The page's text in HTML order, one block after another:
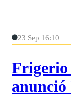
23 Sep 16:10
Frigerio
anunció